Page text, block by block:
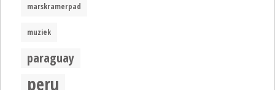
marskramerpad
muziek
paraguay
peru